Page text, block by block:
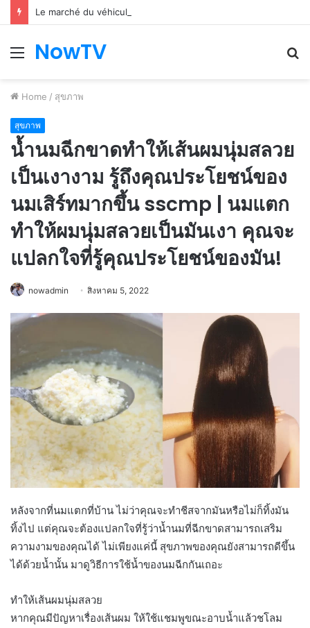
Le marché du véhicule d’occasion en plein essor
Menu
NowTV
Home / สุขภาพ
สุขภาพ
น้ำนมฉีกขาดทำให้เส้นผมนุ่มสลวย
เป็นเงางาม รู้ถึงคุณประโยชน์ของ
นมเสิร์ทมากขึ้น sscmp | นมแตก
ทำให้ผมนุ่มสลวยเป็นมันเงา คุณจะ
แปลกใจที่รู้คุณประโยชน์ของมัน!
nowadmin สิงหาคม 5, 2022
หลังจากที่นมแตกที่บ้าน ไม่ว่าคุณจะทำชีสจากมันหรือไม่ก็ทิ้งมัน
ทิ้งไป แต่คุณจะต้องแปลกใจที่รู้ว่าน้ำนมที่ฉีกขาดสามารถเสริม
ความงามของคุณได้ ไม่เพียงแค่นี้ สุขภาพของคุณยังสามารถดีขึ้น
ได้ด้วยน้ำนั้น มาดูวิธีการใช้น้ำของนมฉีกกันเถอะ
ทำให้เส้นผมนุ่มสลวย
หากคุณมีปัญหาเรื่องเส้นผม ให้ใช้แชมพูขณะอาบน้ำแล้วชโลม